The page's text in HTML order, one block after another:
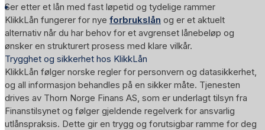
Ser etter et lån med fast løpetid og tydelige rammer
KlikkLån fungerer for nye forbrukslån og er et aktuelt
alternativ når du har behov for et avgrenset lånebeløp og
ønsker en strukturert prosess med klare vilkår.
Trygghet og sikkerhet hos KlikkLån
KlikkLån følger norske regler for personvern og datasikkerhet,
og all informasjon behandles på en sikker måte. Tjenesten
drives av Thorn Norge Finans AS, som er underlagt tilsyn fra
Finanstilsynet og følger gjeldende regelverk for ansvarlig
utlånspraksis. Dette gir en trygg og forutsigbar ramme for deg